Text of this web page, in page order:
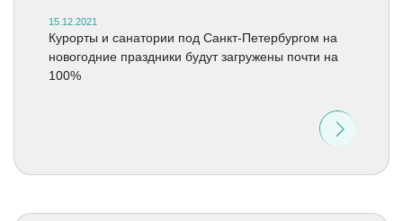
15.12.2021
Курорты и санатории под Санкт-Петербургом на
новогодние праздники будут загружены почти на
100%